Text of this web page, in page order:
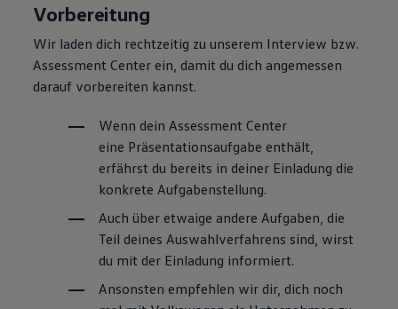
Vorbereitung
Wir laden dich rechtzeitig zu unserem Interview bzw.
Assessment Center ein, damit du dich angemessen
darauf vorbereiten kannst.
Wenn dein Assessment Center
eine Präsentationsaufgabe enthält,
erfährst du bereits in deiner Einladung die
konkrete Aufgabenstellung.
Auch über etwaige andere Aufgaben, die
Teil deines Auswahlverfahrens sind, wirst
du mit der Einladung informiert.
Ansonsten empfehlen wir dir, dich noch